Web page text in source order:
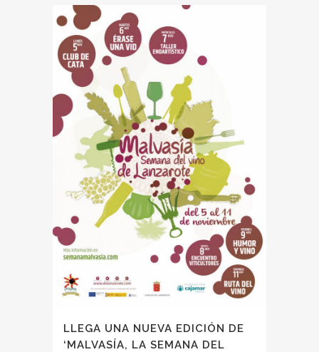
LLEGA UNA NUEVA EDICIÓN DE
‘MALVASÍA, LA SEMANA DEL